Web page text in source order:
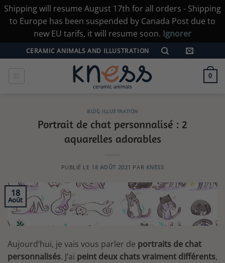
Shipping will resume August 17th for all orders - Shipping
to Europe has been suspended by Canada Post due to
new EU tarifs, it will resume soon. Ignorer
au
contenu
CERAMIC ANIMALS AND ILLUSTRATION
0
BLOG ILLUSTRATION
Portrait de chat personnalisé : 2
aquarelles adorables
PUBLIÉ LE 18 AOÛT 2021 PAR KNESS
18
Août
Aujourd’hui, je vais vous parler de portraits de chat
personnalisés. J’ai peint deux chats vraiment différents,